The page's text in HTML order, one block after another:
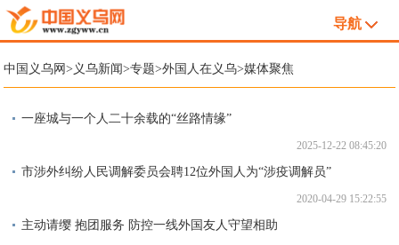
导航
中国义乌网> 义乌新闻>专题>外国人在义乌>媒体聚焦
一座城与一个人二十余载的“丝路情缘”
2025-12-22 08:45:20
市涉外纠纷人民调解委员会聘12位外国人为“涉疫调解员”
2020-04-29 15:22:55
主动请缨 抱团服务 防控一线外国友人守望相助